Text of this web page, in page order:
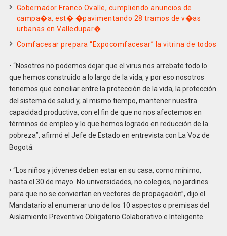
Gobernador Franco Ovalle, cumpliendo anuncios de
campa�a, est� �pavimentando 28 tramos de v�as
urbanas en Valledupar�
Comfacesar prepara “Expocomfacesar” la vitrina de todos
• “Nosotros no podemos dejar que el virus nos arrebate todo lo
que hemos construido a lo largo de la vida, y por eso nosotros
tenemos que conciliar entre la protección de la vida, la protección
del sistema de salud y, al mismo tiempo, mantener nuestra
capacidad productiva, con el fin de que no nos afectemos en
términos de empleo y lo que hemos logrado en reducción de la
pobreza”, afirmó el Jefe de Estado en entrevista con La Voz de
Bogotá.
• “Los niños y jóvenes deben estar en su casa, como mínimo,
hasta el 30 de mayo. No universidades, no colegios, no jardines
para que no se conviertan en vectores de propagación”, dijo el
Mandatario al enumerar uno de los 10 aspectos o premisas del
Aislamiento Preventivo Obligatorio Colaborativo e Inteligente.